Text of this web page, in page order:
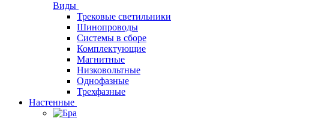
Виды
Трековые светильники
Шинопроводы
Системы в сборе
Комплектующие
Магнитные
Низковольтные
Однофазные
Трехфазные
Настенные